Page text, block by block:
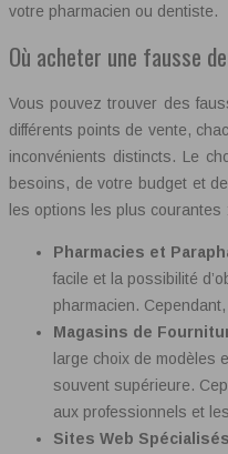
votre pharmacien ou dentiste.
Où acheter une fausse
Vous pouvez trouver des
différents points de vente,
inconvénients distincts. Le
besoins, de votre budget et
les options les plus courantes :
Pharmacies et
facile et la possibilité
pharmacien.
Magasins de
large choix de modèles
souvent supérieure.
aux professionnels et
Sites Web